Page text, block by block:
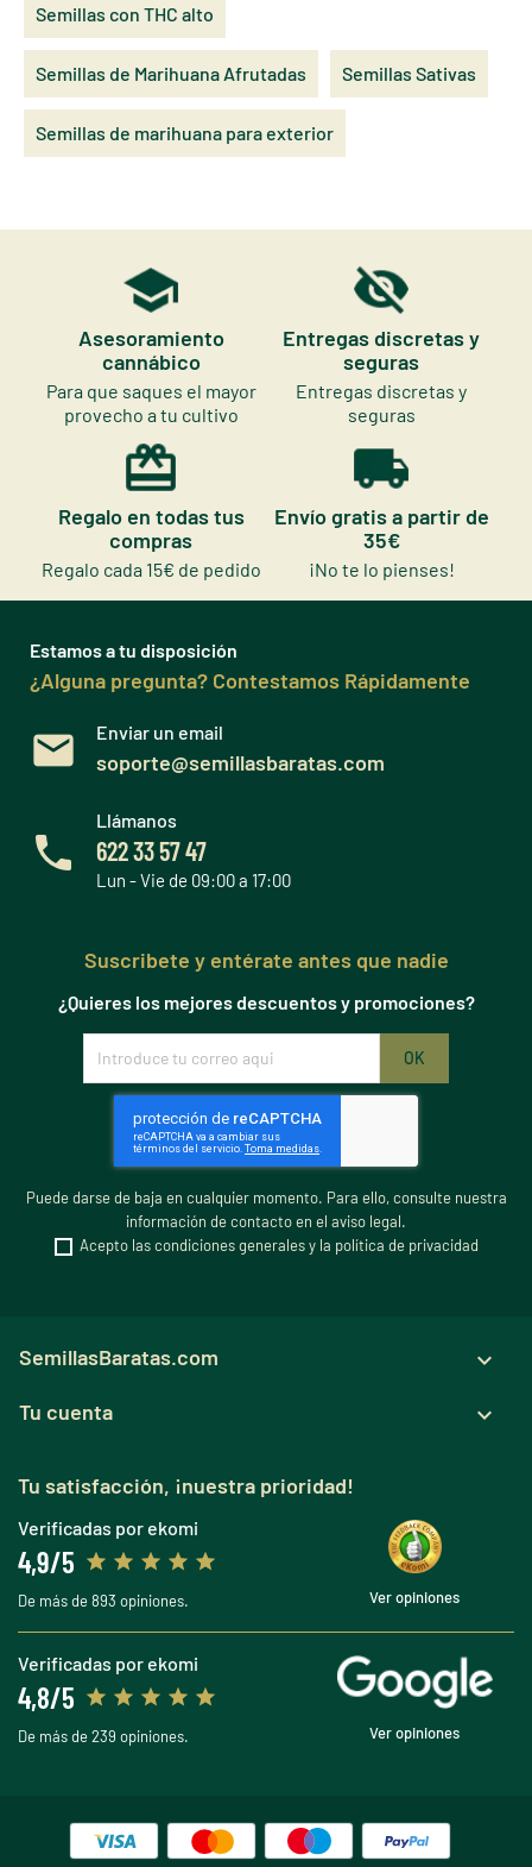
Semillas con THC alto
Semillas de Marihuana Afrutadas Semillas Sativas
Semillas de marihuana para exterior
Asesoramiento
cannábico
Para que saques el mayor
provecho a tu cultivo
Entregas discretas y
seguras
Entregas discretas y
seguras
Regalo en todas tus
compras
Regalo cada 15€ de pedido
Envío gratis a partir de
35€
¡No te lo pienses!
Estamos a tu disposición
¿Alguna pregunta? Contestamos Rápidamente
Enviar un email
soporte@semillasbaratas.com
Llámanos
622 33 57 47
Lun - Vie de 09:00 a 17:00
Suscribete y entérate antes que nadie
¿Quieres los mejores descuentos y promociones?
Puede darse de baja en cualquier momento. Para ello, consulte nuestra
información de contacto en el aviso legal.
Acepto las condiciones generales y la política de privacidad
SemillasBaratas.com 
Tu cuenta 
Tu satisfacción, ¡nuestra prioridad!
Verificadas por ekomi
4,9/5
De más de 893 opiniones. Ver opiniones
Verificadas por ekomi
4,8/5
De más de 239 opiniones. Ver opiniones